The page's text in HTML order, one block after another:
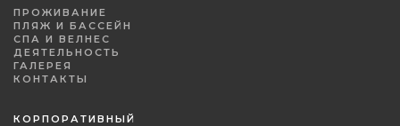
ПРОЖИВАНИЕ
ПЛЯЖ И БАССЕЙН
СПА И ВЕЛНЕС
ДЕЯТЕЛЬНОСТЬ
ГАЛЕРЕЯ
КОНТАКТЫ
КОРПОРАТИВНЫЙ